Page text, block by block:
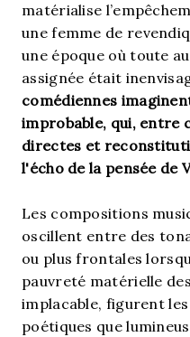
matérialise
une femme de
une époque où toute
assignée était
comédiennes
improbable, qui, entre
directes et
l'écho de la pensée de
Les compositions
oscillent entre des
ou plus frontales
pauvreté matérielle
implacable, figurent
poétiques que